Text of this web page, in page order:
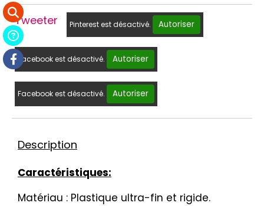
Tweeter Pinterest est désactivé. Autoriser
Facebook est désactivé. Autoriser
Facebook est désactivé. Autoriser
Description
Caractéristiques:
Matériau : Plastique ultra-fin et rigide.